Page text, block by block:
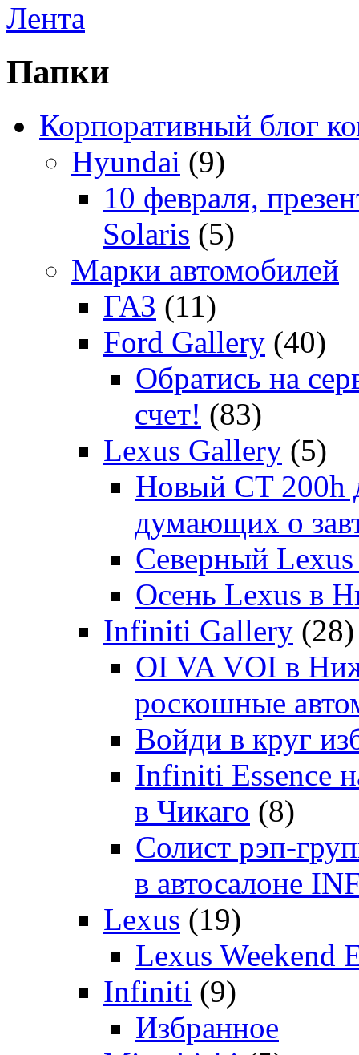
Лента
Папки
Корпоративный блог
Hyundai (9)
10 февраля,
Solaris (5)
Марки автомобилей
ГАЗ (11)
Ford Gallery (40)
Обратись на
счет! (83)
Lexus Gallery (5)
Новый CT 200h
думающих о
Северный Lexus
Осень Lexus в
Infiniti Gallery (28)
OI VA VOI в
роскошные
Войди в круг
Infiniti Essence
в Чикаго (8)
Солист рэп-
в автосалоне
Lexus (19)
Lexus Weekend
Infiniti (9)
Избранное